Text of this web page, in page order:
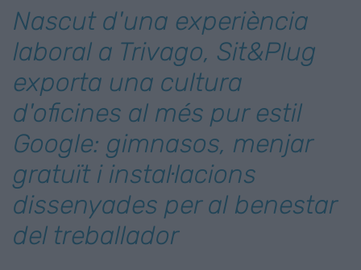
Nascut d'una experiència
laboral a Trivago, Sit&Plug
exporta una cultura
d'oficines al més pur estil
Google: gimnasos, menjar
gratuït i instal·lacions
dissenyades per al benestar
del treballador